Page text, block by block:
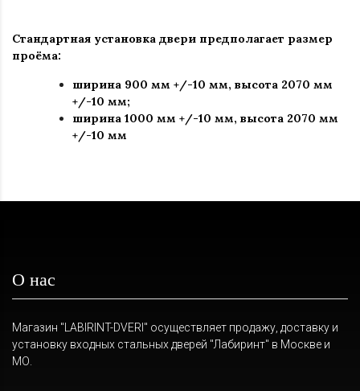
Стандартная установка двери предполагает размер
проёма:
ширина 900 мм +/-10 мм, высота 2070 мм
+/-10 мм;
ширина 1000 мм +/-10 мм, высота 2070 мм
+/-10 мм
О нас
Магазин "LABIRINT-DVERI" осуществляет продажу, доставку и
установку входных стальных дверей "Лабиринт" в Москве и
МО.